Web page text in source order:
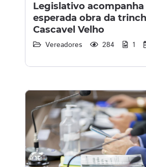
Legislativo
esperada obra da
Cascavel Velho
Vereadores 284 1